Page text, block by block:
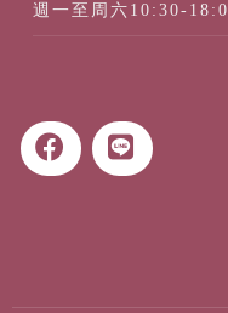
週一至周六10:30-